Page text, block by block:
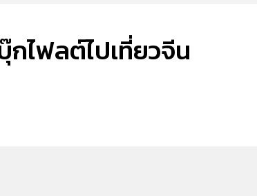
กไฟลต์ไปเที่ยวจีน